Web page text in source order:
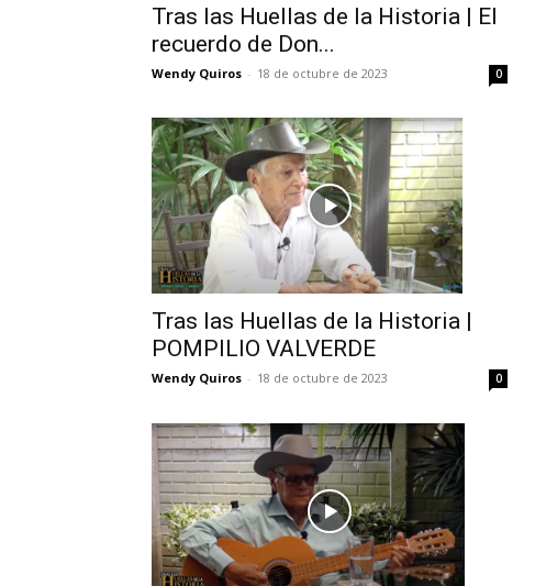
Tras las Huellas de la Historia | El
recuerdo de Don...
Wendy Quiros - 18 de octubre de 2023 0
Tras las Huellas de la Historia |
POMPILIO VALVERDE
Wendy Quiros - 18 de octubre de 2023 0